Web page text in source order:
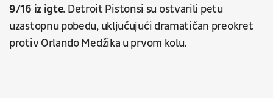
9/16 iz igte. Detroit Pistonsi su ostvarili petu
uzastopnu pobedu, uključujući dramatičan preokret
protiv Orlando Medžika u prvom kolu.